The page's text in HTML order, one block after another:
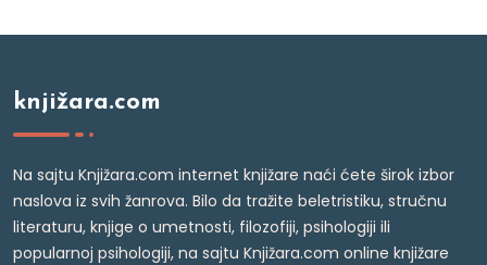
knjižara.com
Na sajtu Knjižara.com internet knjižare naći ćete širok izbor
naslova iz svih žanrova. Bilo da tražite beletristiku, stručnu
literaturu, knjige o umetnosti, filozofiji, psihologiji ili
popularnoj psihologiji, na sajtu Knjižara.com online knjižare